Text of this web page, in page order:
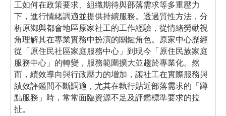
工如何在政策要求、組織期待與部落需求等多重壓力
下，進行情緒調適並提供持續服務。透過質性方法，分
析原鄉與都會地區原家社工的工作經驗，從情緒勞動視
角理解其在專業實務中扮演的關鍵角色。原家中心歷經
從「原住民社區家庭服務中心」到現今「原住民族家庭
服務中心」的轉變，服務範圍擴大並趨於專業化。然
而，績效導向與行政壓力的增加，讓社工在實際服務與
績效評鑑間不斷調適，尤其在執行貼近部落需求的「蹲
點服務」時，常常面臨資源不足及評鑑標準要求的拉
扯。